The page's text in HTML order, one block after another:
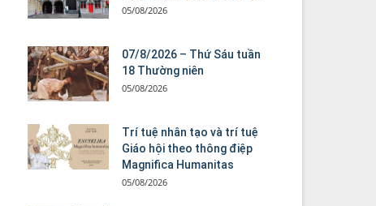
05/08/2026
07/8/2026 – Thứ Sáu tuần
18 Thường niên
05/08/2026
Trí tuệ nhân tạo và trí tuệ
Giáo hội theo thông điệp
Magnifica Humanitas
05/08/2026